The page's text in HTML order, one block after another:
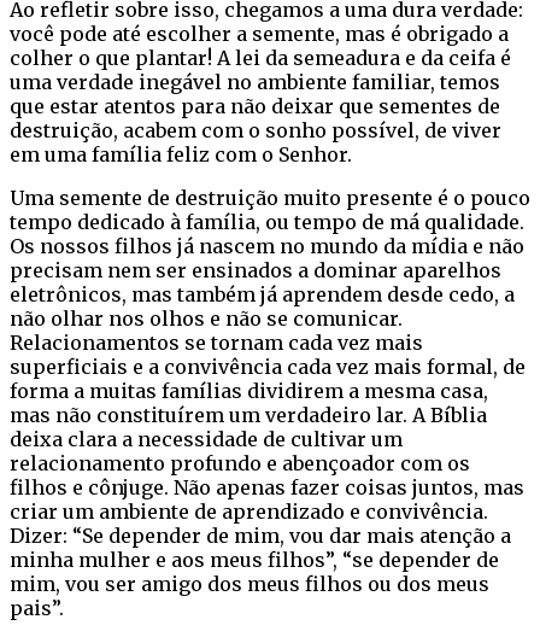
Ao refletir sobre isso, chegamos a uma dura verdade:
você pode até escolher a semente, mas é obrigado a
colher o que plantar! A lei da semeadura e da ceifa é
uma verdade inegável no ambiente familiar, temos
que estar atentos para não deixar que sementes de
destruição, acabem com o sonho possível, de viver
em uma família feliz com o Senhor.
Uma semente de destruição muito presente é o pouco
tempo dedicado à família, ou tempo de má qualidade.
Os nossos filhos já nascem no mundo da mídia e não
precisam nem ser ensinados a dominar aparelhos
eletrônicos, mas também já aprendem desde cedo, a
não olhar nos olhos e não se comunicar.
Relacionamentos se tornam cada vez mais
superficiais e a convivência cada vez mais formal, de
forma a muitas famílias dividirem a mesma casa,
mas não constituírem um verdadeiro lar. A Bíblia
deixa clara a necessidade de cultivar um
relacionamento profundo e abençoador com os
filhos e cônjuge. Não apenas fazer coisas juntos, mas
criar um ambiente de aprendizado e convivência.
Dizer: “Se depender de mim, vou dar mais atenção a
minha mulher e aos meus filhos”, “se depender de
mim, vou ser amigo dos meus filhos ou dos meus
pais”.